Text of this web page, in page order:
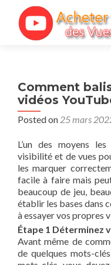
Comment
vidéos
Posted on 25 mars
L’un des moyens
visibilité et de vues
les marquer
facile à faire mais
beaucoup de jeu,
établir les bases dans
à essayer vos propres
Étape 1 Déterminez
Avant même de
de quelques mots-